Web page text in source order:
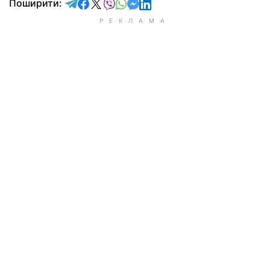
Поширити: відправити у Telegram
поділитись у Facebook
поділитись у X
відправити у Viber
відправити у Whatsapp
відправити у Messenger